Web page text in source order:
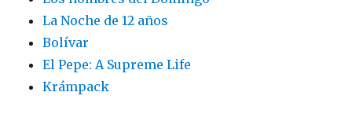
La Noche de 12 años
Bolívar
El Pepe: A Supreme Life
Krámpack